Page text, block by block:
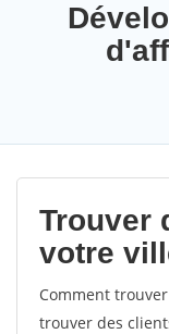
Trouver
votre
Comment
trouver des